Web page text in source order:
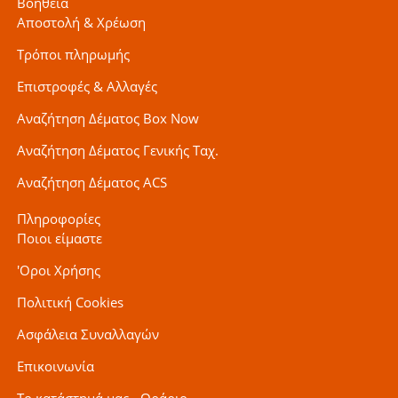
Αποστολή & Χρέωση
Τρόποι πληρωμής
Επιστροφές & Αλλαγές
Αναζήτηση Δέματος Box Now
Αναζήτηση Δέματος Γενικής Ταχ.
Αναζήτηση Δέματος ACS
Πληροφορίες
Ποιοι είμαστε
'Οροι Χρήσης
Πολιτική Cookies
Ασφάλεια Συναλλαγών
Επικοινωνία